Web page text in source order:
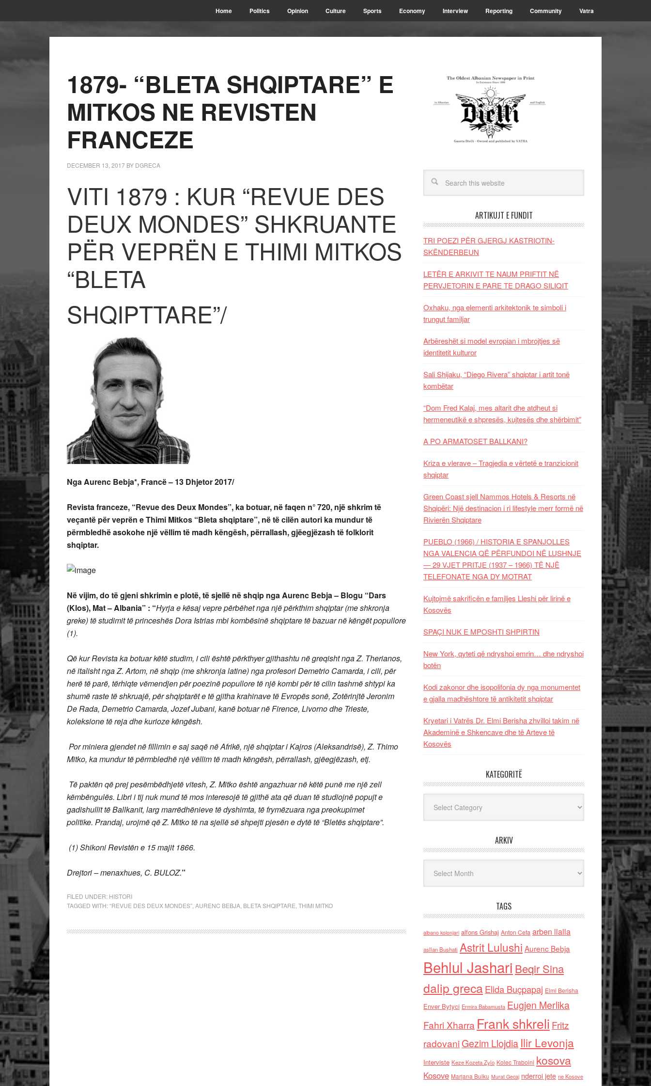
Home Politics Opinion Culture Sports Economy Interview Reporting Community Vatra
1879- “BLETA SHQIPTARE” E
MITKOS NE REVISTEN
FRANCEZE
DECEMBER 13, 2017 BY DGRECA
VITI 1879 : KUR “REVUE DES
DEUX MONDES” SHKRUANTE
PËR VEPRËN E THIMI MITKOS
“BLETA
SHQIPTTARE”/
NgaAurenc Bebja*, Francë – 13 Dhjetor 2017/
Revista franceze, “Revue des Deux Mondes”, ka botuar, në faqen n° 720, një shkrim të
veçantë për veprën e Thimi Mitkos “Bleta shqiptare”, në të cilën autori ka mundur të
përmbledhë asokohe një vëllim të madh këngësh, përrallash, gjëegjëzash të folklorit
shqiptar.
Në vijim, do të gjeni shkrimin e plotë, të sjellë në shqip nga Aurenc Bebja – Blogu “Dars
(Klos), Mat – Albania” : “Hyrja e kësaj vepre përbëhet nga një përkthim shqiptar (me shkronja
greke) të studimit të princeshës Dora Istrias mbi kombësinë shqiptare të bazuar në këngët popullore
(1).
Që kur Revista ka botuar këtë studim, i cili është përkthyer gjithashtu në greqisht nga Z. Therianos,
në italisht nga Z. Artom, në shqip (me shkronja latine) nga profesori Demetrio Camarda, i cili, për
herë të parë, tërhiqte vëmendjen për poezinë popullore të një kombi për të cilin tashmë shtypi ka
shumë raste të shkruajë, për shqiptarët e të gjitha krahinave të Evropës sonë, Zotërinjtë Jeronim
De Rada, Demetrio Camarda, Jozef Jubani, kanë botuar në Firence, Livorno dhe Trieste,
koleksione të reja dhe kurioze këngësh.
Por miniera gjendet në fillimin e saj saqë në Afrikë, një shqiptar i Kajros (Aleksandrisë), Z. Thimo
Mitko, ka mundur të përmbledhë një vëllim të madh këngësh, përrallash, gjëegjëzash, etj.
Të paktën që prej pesëmbëdhjetë vitesh, Z. Mitko është angazhuar në këtë punë me një zell
këmbëngulës. Libri i tij nuk mund të mos interesojë të gjithë ata që duan të studiojnë popujt e
gadishullit të Ballkanit, larg marrëdhënieve të dyshimta, të frymëzuara nga preokupimet
politike. Prandaj, urojmë që Z. Mitko të na sjellë së shpejti pjesën e dytë të “Bletës shqiptare”.
(1) Shikoni Revistën e 15 majit 1866.
Drejtori – menaxhues, C. BULOZ.”
FILED UNDER: HISTORI
TAGGED WITH:“REVUE DES DEUX MONDES” AURENC BEBJA BLETA SHQIPTARE THIMI MITKO
ARTIKUJT E FUNDIT
TRI POEZI PËR GJERGJ KASTRIOTIN-
SKËNDERBEUN
LETËR E ARKIVIT TE NAUM PRIFTIT NË
PERVJETORIN E PARE TE DRAGO SILIQIT
Oxhaku, nga elementi arkitektonik te simboli i
trungut familjar
Arbëreshët si model evropian i mbrojtjes së
identitetit kulturor
Sali Shijaku, “Diego Rivera” shqiptar i artit tonë
kombëtar
“Dom Fred Kalaj, mes altarit dhe atdheut si
hermeneutikë e shpresës, kujtesës dhe shërbimit”
A PO ARMATOSET BALLKANI?
Kriza e vlerave – Tragjedia e vërtetë e tranzicionit
shqiptar
Green Coast sjell Nammos Hotels & Resorts në
Shqipëri: Një destinacion i ri lifestyle merr formë në
Rivierën Shqiptare
PUEBLO (1966) / HISTORIA E SPANJOLLES
NGA VALENCIA QË PËRFUNDOI NË LUSHNJE
— 29 VJET PRITJE (1937 – 1966) TË NJË
TELEFONATE NGA DY MOTRAT
Kujtojmë sakrificën e familjes Lleshi për lirinë e
Kosovës
SPAÇI NUK E MPOSHTI SHPIRTIN
New York, qyteti që ndryshoi emrin… dhe ndryshoi
botën
Kodi zakonor dhe isopolifonia dy nga monumentet
e gjalla madhështore të antikitetit shqiptar
Kryetari i Vatrës Dr. Elmi Berisha zhvilloi takim në
Akademinë e Shkencave dhe të Arteve të
Kosovës
KATEGORITË
ARKIV
TAGS
albano kolonjari alfons Grishaj Anton Cefa arben llalla
asllan Bushati Astrit Lulushi Aurenc Bebja
Behlul Jashari Beqir Sina
dalip grecaElida Buçpapaj Elmi Berisha
Enver Bytyci Ermira Babamusta Eugjen Merlika
Fahri Xharra Frank shkreli Fritz
radovaniGezim Llojdia Ilir Levonja
Interviste Keze Kozeta Zylo Kolec Traboini kosova
Kosove Marjana Bulku Murat Gecaj nderroi jete ne Kosove